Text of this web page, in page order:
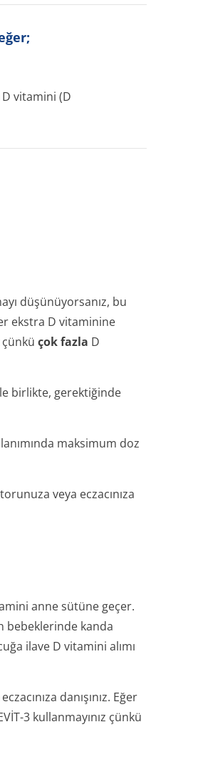
vitamini (D
düşünüyorsanız, bu
ekstra D vitaminine
çünkü çok fazla D
birlikte, gerektiğinde
maksimum doz
veya eczacınıza
anne sütüne geçer.
bebeklerinde kanda
ilave D vitamini alımı
danışınız. Eğer
3 kullanmayınız çünkü